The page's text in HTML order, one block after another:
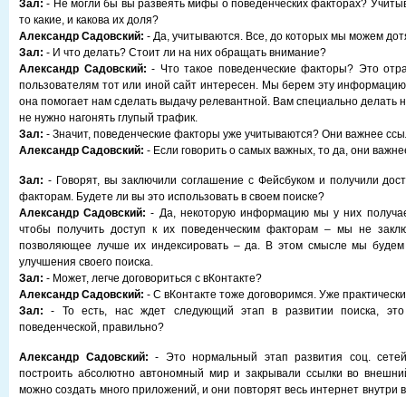
Зал: - Не могли бы вы развеять мифы о поведенческих факторах?
то какие, и какова их доля?
Александр Садовский: - Да, учитываются. Все, до которых мы можем
Зал: - И что делать? Стоит ли на них обращать внимание?
Александр Садовский: - Что такое поведенческие факторы? Это
пользователям тот или иной сайт интересен. Мы берем эту информацию
она помогает нам сделать выдачу релевантной. Вам специально делать
не нужно нагонять глупый трафик.
Зал: - Значит, поведенческие факторы уже учитываются? Они важнее
Александр Садовский: - Если говорить о самых важных, то да, они
Зал: - Говорят, вы заключили соглашение с Фейсбуком и получили
факторам. Будете ли вы это использовать в своем поиске?
Александр Садовский: - Да, некоторую информацию мы у них
чтобы получить доступ к их поведенческим факторам – мы не
позволяющее лучше их индексировать – да. В этом смысле мы будем
улучшения своего поиска.
Зал: - Может, легче договориться с вКонтакте?
Александр Садовский: - С вКонтакте тоже договоримся. Уже
Зал: - То есть, нас ждет следующий этап в развитии поиска, это
поведенческой, правильно?
Александр Садовский: - Это нормальный этап развития соц.
построить абсолютно автономный мир и закрывали ссылки во
можно создать много приложений, и они повторят весь интернет внутри